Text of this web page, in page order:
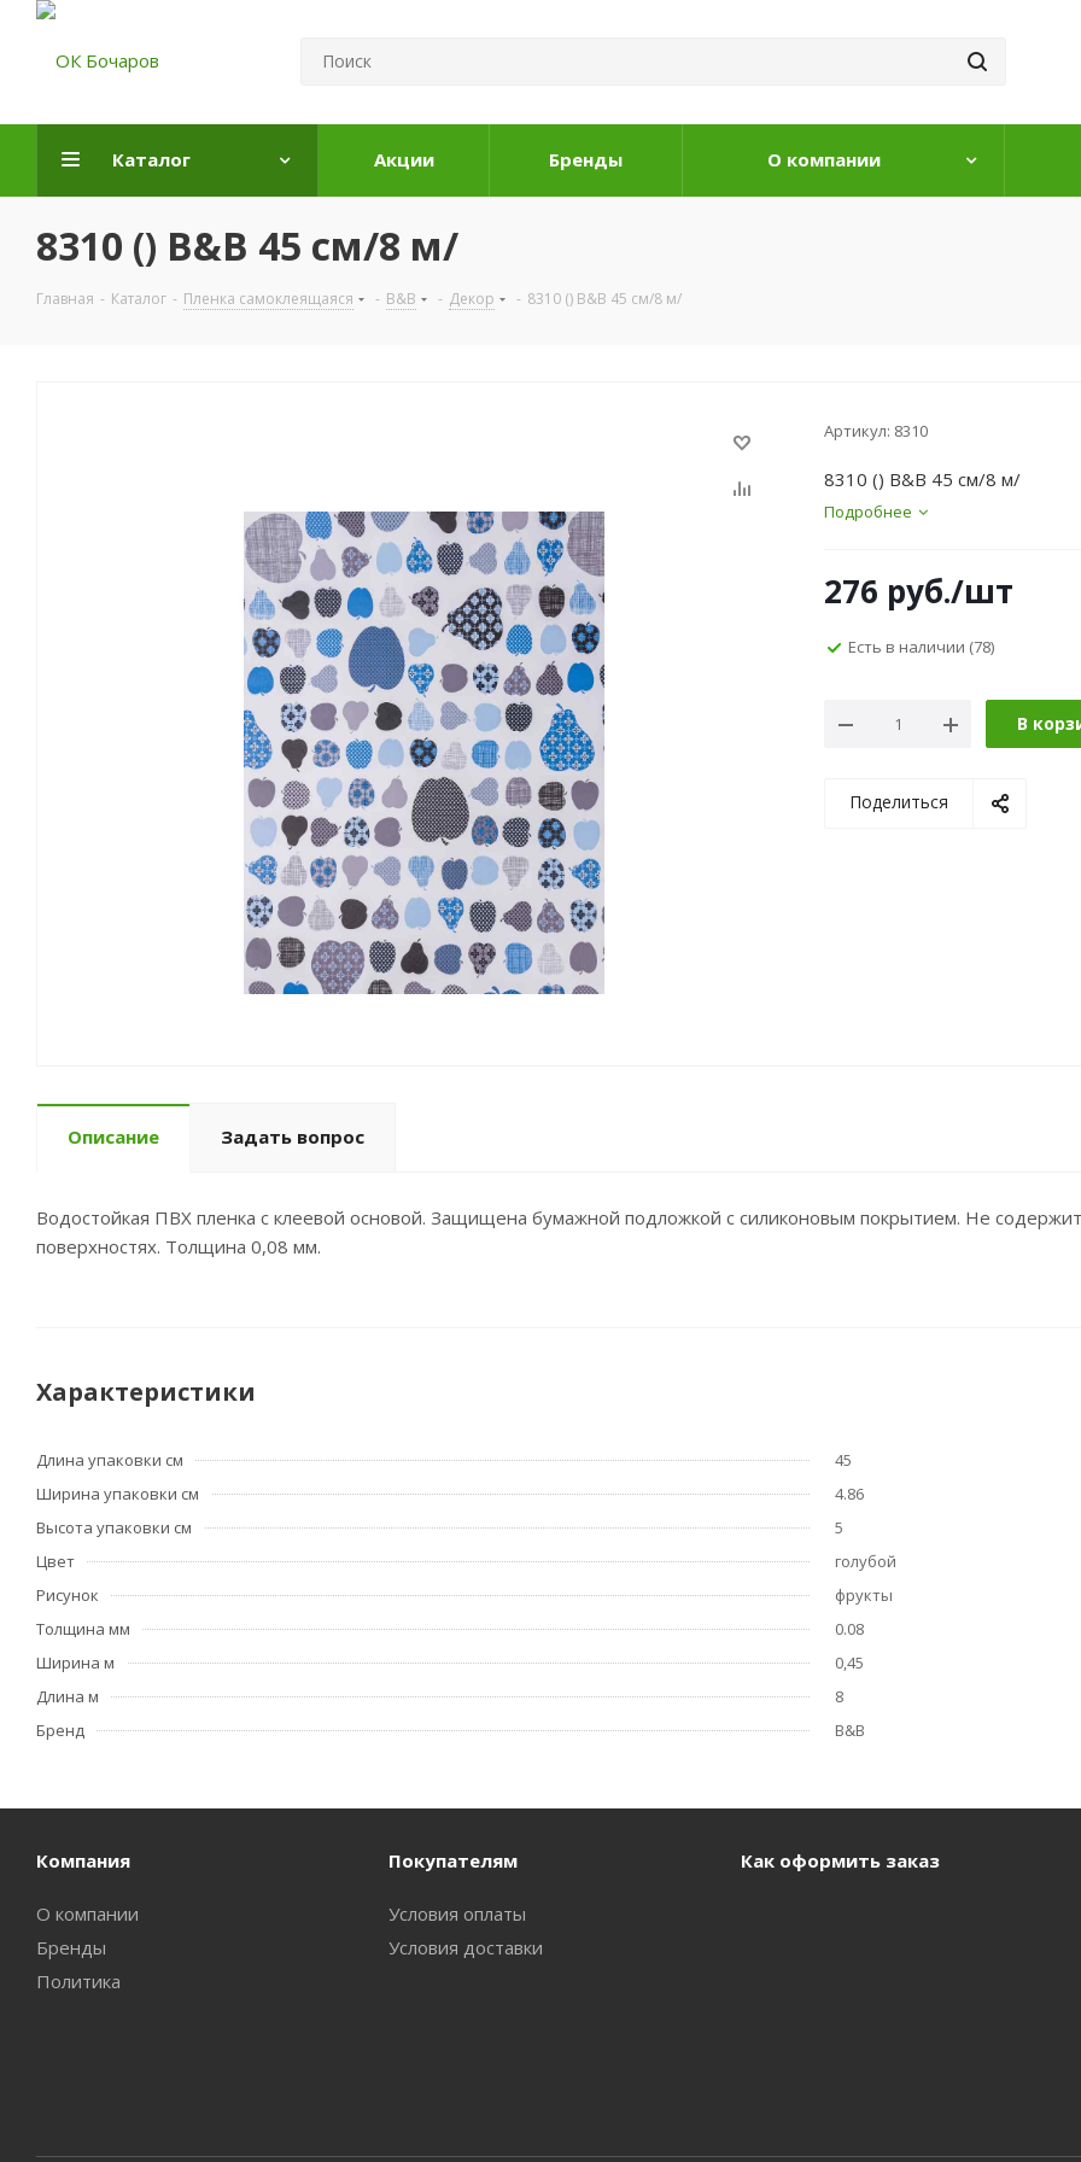
Каталог Акции Бренды О компании
8310 () B&B 45 см/8 м/
Главная - Каталог - Пленка самоклеящаяся - B&B - Декор - 8310 () B&B 45 см/8 м/
Артикул: 8310
8310 () B&B 45 см/8 м/
Подробнее
276 руб./шт
Есть в наличии (78)
В
Поделиться
Описание Задать вопрос
Водостойкая ПВХ пленка с клеевой основой. Защищена бумажной подложкой с силиконовым покрытием. Не
поверхностях. Толщина 0,08 мм.
Характеристики
Длина упаковки см
45
Ширина упаковки см
4.86
Высота упаковки см
5
Цвет
голубой
Рисунок
фрукты
Толщина мм
0.08
Ширина м
0,45
Длина м
8
Бренд
B&B
Компания
О компании
Бренды
Политика
Покупателям
Условия оплаты
Условия доставки
Как оформить заказ